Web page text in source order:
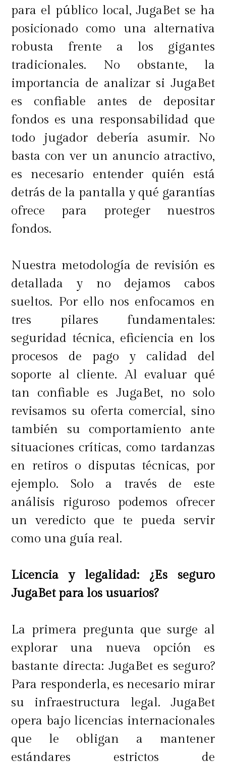
En muchos casos, las notebooks
reacondicionadas aparecen como
una excelente opción para quienes
necesitan un buen equipo, pero no
quieren pagar el precio completo de
uno nuevo. No obstante, es
importante tener en cuenta que,
aunque el equipo ha sido
restaurado a un estado casi nuevo,
puede haber pequeñas marcas de
uso o detalles estéticos. Esto no
que se debe considerar antes de
hacer la compra.
Componentes: en qué ahorrar y en
qué no
Cuando se trata de comprar
tecnología, muchos componentes
aparecen como los grandes
responsables de inflar el costo final.
Sin embargo, no todos los elementos
de un equipo tienen el mismo
impacto en el rendimiento general,
y allí es donde se pueden encontrar
oportunidades de ahorro.
Procesador y memoria RAM
El procesador y la memoria RAM
son dos de los componentes más
importantes de cualquier equipo
tecnológico, ya que influyen
directamente en la velocidad y
capacidad multitarea
Ahorrar en
estos aspectos puede resultar costoso
a largo plazo, ya que un procesador
para el público local, JugaBet se ha
posicionado como una alternativa
robusta frente a los gigantes
tradicionales. No obstante, la
importancia de analizar si JugaBet
es confiable antes de depositar
fondos es una responsabilidad que
todo jugador debería asumir. No
basta con ver un anuncio atractivo,
es necesario entender quién está
detrás de la pantalla y qué garantías
ofrece para proteger nuestros
fondos.
Nuestra metodología de revisión es
detallada y no dejamos cabos
sueltos. Por ello nos enfocamos en
tres pilares fundamentales:
seguridad técnica, eficiencia en los
procesos de pago y calidad del
soporte al cliente. Al evaluar qué
tan confiable es JugaBet, no solo
revisamos su oferta comercial, sino
también su comportamiento ante
situaciones críticas, como tardanzas
en retiros o disputas técnicas, por
ejemplo. Solo a través de este
análisis riguroso podemos ofrecer
un veredicto que te pueda servir
como una guía real.
Licencia y legalidad: ¿Es seguro
JugaBet para los usuarios?
La primera pregunta que surge al
explorar una nueva opción es
bastante directa: JugaBet es seguro?
Para responderla, es necesario mirar
su infraestructura legal. JugaBet
opera bajo licencias internacionales
que le obligan a mantener
estándares estrictos de